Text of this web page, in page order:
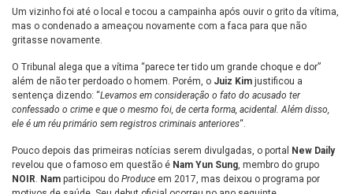
Um vizinho foi até o local e tocou a campainha após ouvir o grito da vítima,
mas o condenado a ameaçou novamente com a faca para que não
gritasse novamente.
O Tribunal alega que a vítima “parece ter tido um grande choque e dor”
além de não ter perdoado o homem. Porém, o Juiz Kim justificou a
sentença dizendo: “Levamos em consideração o fato do acusado ter
confessado o crime e que o mesmo foi, de certa forma, acidental. Além disso,
ele é um réu primário sem registros criminais anteriores“.
Pouco depois das primeiras notícias serem divulgadas, o portal
New Daily
revelou que o famoso em questão é Nam Yun Sung, membro do grupo
NOIR. Nam participou do Produce em 2017, mas deixou o programa por